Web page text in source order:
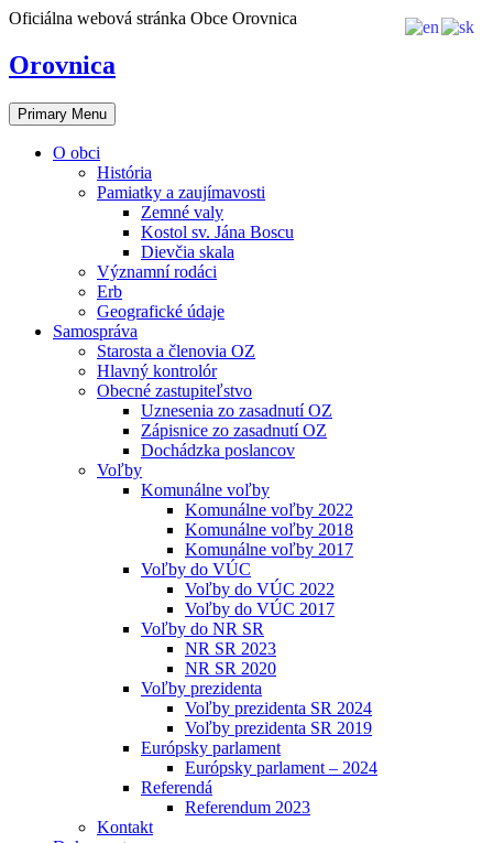
Skip
content
Oficiálna webová stránka Obce Orovnica
Orovnica
Primary Menu
O obci
História
Pamiatky a zaujímavosti
Zemné valy
Kostol sv. Jána Boscu
Dievčia skala
Významní rodáci
Erb
Geografické údaje
Samospráva
Starosta a členovia OZ
Hlavný kontrolór
Obecné zastupiteľstvo
Uznesenia zo zasadnutí OZ
Zápisnice zo zasadnutí OZ
Dochádzka poslancov
Voľby
Komunálne voľby
Komunálne voľby 2022
Komunálne voľby 2018
Komunálne voľby 2017
Voľby do VÚC
Voľby do VÚC 2022
Voľby do VÚC 2017
Voľby do NR SR
NR SR 2023
NR SR 2020
Voľby prezidenta
Voľby prezidenta SR 2024
Voľby prezidenta SR 2019
Európsky parlament
Európsky parlament – 2024
Referendá
Referendum 2023
Kontakt